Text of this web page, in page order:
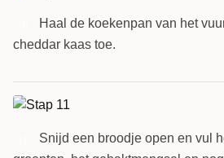
Haal de koekenpan van het
cheddar kaas toe.
Snijd een broodje open en vul